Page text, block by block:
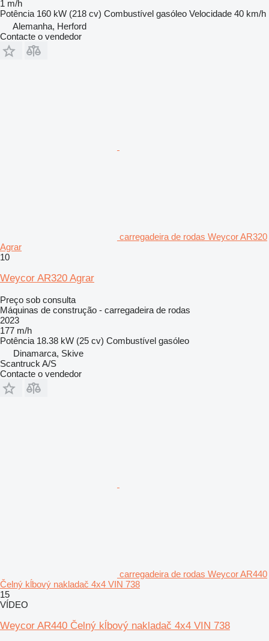
1 m/h
Potência 160 kW (218 cv) Combustível gasóleo Velocidade 40 km/h
Alemanha, Herford
Contacte o vendedor
carregadeira de rodas Weycor AR320
Agrar
10
Weycor AR320 Agrar
Preço sob consulta
Máquinas de construção - carregadeira de rodas
2023
177 m/h
Potência 18.38 kW (25 cv) Combustível gasóleo
Dinamarca, Skive
Scantruck A/S
Contacte o vendedor
carregadeira de rodas Weycor AR440
Čelný kĺbový nakladač 4x4 VIN 738
15
VÍDEO
Weycor AR440 Čelný kĺbový nakladač 4x4 VIN 738